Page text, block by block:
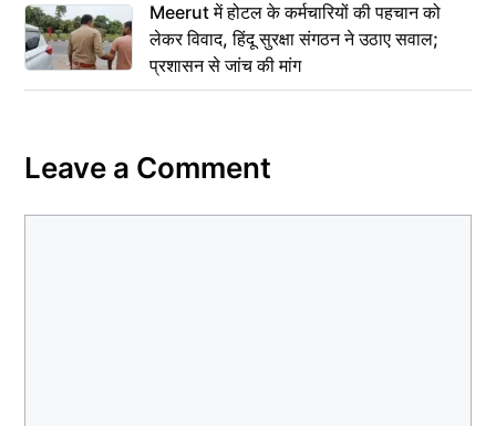
Meerut में होटल के कर्मचारियों की पहचान को
लेकर विवाद, हिंदू सुरक्षा संगठन ने उठाए सवाल;
प्रशासन से जांच की मांग
Leave a Comment